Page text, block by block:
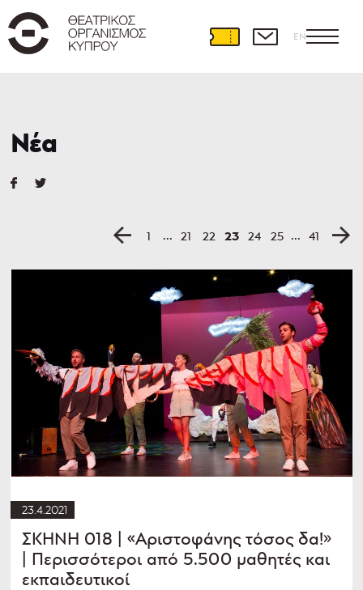
EN
Νέα
1 ... 21 22 23 24 25 ... 41
23.4.2021
ΣΚΗΝΗ 018 | «Αριστοφάνης τόσος δα!»
| Περισσότεροι από 5.500 μαθητές και
εκπαιδευτικοί